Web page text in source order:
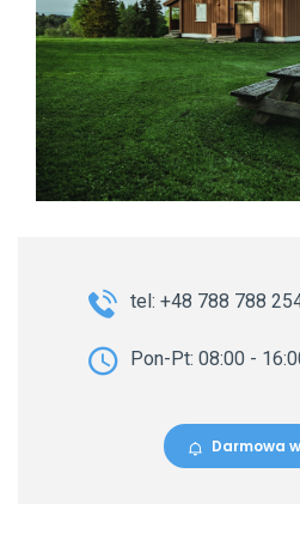
tel: +48 788 788
Pon-Pt: 08:00 -
Darmowa